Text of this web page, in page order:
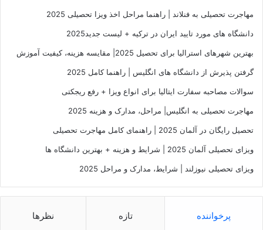
مهاجرت تحصیلی به فنلاند | راهنما مراحل اخذ ویزا تحصیلی 2025
دانشگاه های مورد تایید ایران در ترکیه + لیست جدید2025
بهترین شهرهای استرالیا برای تحصیل 2025| مقایسه هزینه، کیفیت آموزش
گرفتن پذیرش از دانشگاه های انگلیس | راهنما کامل 2025
سوالات مصاحبه سفارت ایتالیا برای انواع ویزا + رفع ریجکتی
مهاجرت تحصیلی به انگلیس| مراحل، مدارک و هزینه 2025
تحصیل رایگان در آلمان 2025 | راهنمای کامل مهاجرت تحصیلی
ویزای تحصیلی آلمان 2025 | شرایط و هزینه + بهترین دانشگاه ها
ویزای تحصیلی نیوزلند | شرایط، مدارک و مراحل 2025
پرخواننده تازه نظرها